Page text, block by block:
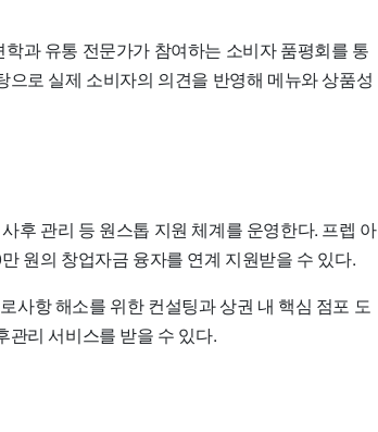
과 유통 전문가가 참여하는 소비자 품평회를 통
로 실제 소비자의 의견을 반영해 메뉴와 상품성
후 관리 등 원스톱 지원 체계를 운영한다. 프렙 아
원의 창업자금 융자를 연계 지원받을 수 있다.
사항 해소를 위한 컨설팅과 상권 내 핵심 점포 도
관리 서비스를 받을 수 있다.